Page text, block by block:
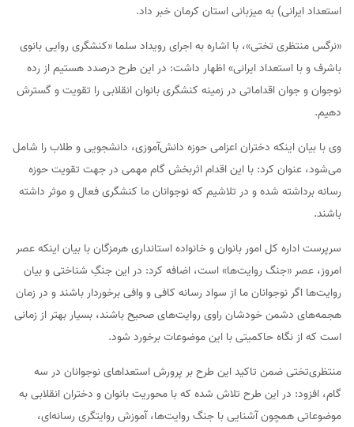
استعداد ایرانی) به میزبانی استان کرمان خبر داد.
«نرگس منتظری تختی»، با اشاره به اجرای رویداد سلما «کنشگری روایی بانوی
باشرف و با استعداد ایرانی» اظهار داشت: در این طرح درصدد هستیم از رده
نوجوان و جوان اقداماتی در زمینه کنشگری بانوان انقلابی را تقویت و گسترش
دهیم.
وی با بیان اینکه دختران اعزامی حوزه دانش‌آموزی، دانشجویی و طلاب را شامل
می‌شود، عنوان کرد: با این اقدام اثربخش گام مهمی در جهت تقویت حوزه
رسانه برداشته شده و در تلاشیم که نوجوانان ما کنشگری فعال و موثر داشته
باشند.
سرپرست اداره کل امور بانوان و خانواده استانداری هرمزگان با بیان اینکه عصر
امروز، عصر «جنگ روایت‌ها» است‌، اضافه کرد: در این جنگِ شناختی و بیان
روایت‌ها اگر نوجوانان ما از سواد رسانه کافی و وافی برخوردار باشند و در زمان
هجمه‌های دشمن خودشان راوی روایت‌های صحیح باشند، بسیار بهتر از زمانی
است که از نگاه حاکمیتی با این موضوعات برخورد شود.
منتظری‌تختی ضمن تاکید این طرح بر پرورش استعداهای نوجوانان در سه
گام، افزود: در این طرح تلاش شده که با محوریت بانوان و دختران انقلابی به
موضوعاتی همچون آشنایی با جنگ روایت‌ها، آموزش روایتگری رسانه‌ای،